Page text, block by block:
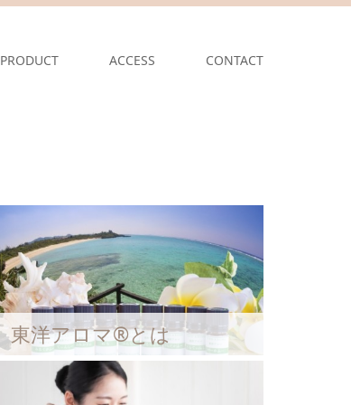
PRODUCT ACCESS CONTACT
東洋アロマ®とは